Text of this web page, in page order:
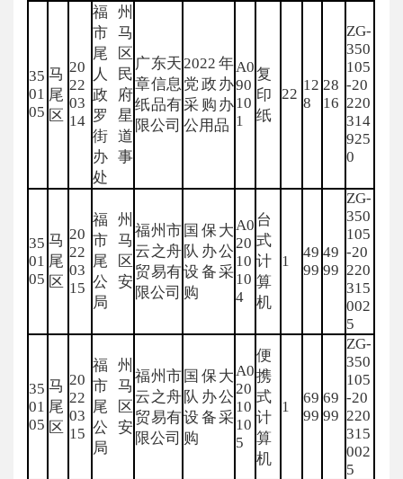
35
01
05
马
尾
区
20
22
03
14
福州
市马
尾区
人民
政府
罗星
街道
办事
处
广东天
章信息
纸品有
限公司
2022年
党政办
采购办
公用品
A0
90
10
1
复
印
纸
22
12
8
28
16
ZG-
350
105
-20
220
314
925
0
35
01
05
马
尾
区
20
22
03
15
福州
市马
尾区
公安
局
福州市
云之舟
贸易有
限公司
国保大
队办公
设备采
购
A0
20
10
10
4
台
式
计
算
机
1
49
99
49
99
ZG-
350
105
-20
220
315
002
5
35
01
05
马
尾
区
20
22
03
15
福州
市马
尾区
公安
局
福州市
云之舟
贸易有
限公司
国保大
队办公
设备采
购
A0
20
10
10
5
便
携
式
计
算
机
1
69
99
69
99
ZG-
350
105
-20
220
315
002
5